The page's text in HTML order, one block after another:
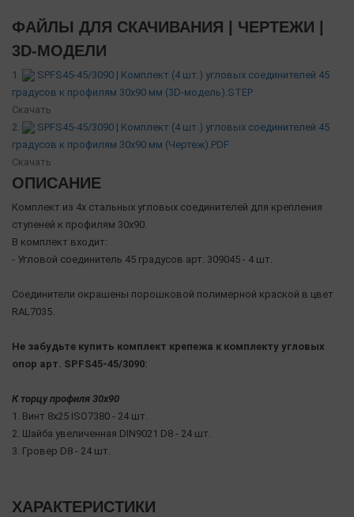
ФАЙЛЫ ДЛЯ СКАЧИВАНИЯ | ЧЕРТЕЖИ |
3D-МОДЕЛИ
1.
SPFS45-45/3090 | Комплект (4 шт.) угловых соединителей 45
градусов к профилям 30х90 мм (3D-модель).STEP
Скачать
2.
SPFS45-45/3090 | Комплект (4 шт.) угловых соединителей 45
градусов к профилям 30х90 мм (Чертеж).PDF
Скачать
ОПИСАНИЕ
Комплект из 4х стальных угловых соединителей для крепления
ступеней к профилям 30х90.
В комплект входит:
- Угловой соединитель 45 градусов арт. 309045 - 4 шт.
Соединители окрашены порошковой полимерной краской в цвет
RAL7035.
Не забудьте купить комплект крепежа к комплекту угловых
опор арт. SPFS45-45/3090:
К торцу профиля 30х90
1. Винт 8х25 ISO7380 - 24 шт.
2. Шайба увеличенная DIN9021 D8 - 24 шт.
3. Гровер D8 - 24 шт.
ХАРАКТЕРИСТИКИ